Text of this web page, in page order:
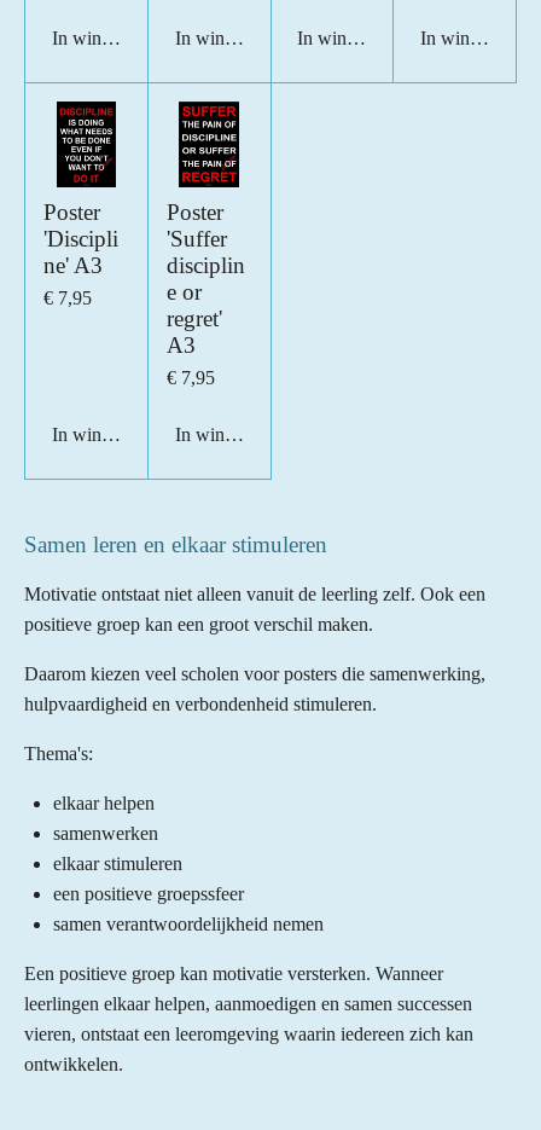
In winkelwagen In winkelwagenIn winkelwagenIn
Poster
'Discipli
ne' A3
€ 7,95
In winkelwagen
Poster
'Suffer
disciplin
e or
regret'
A3
€ 7,95
In winkelwagen
Samen leren en elkaar stimuleren
Motivatie ontstaat niet alleen vanuit de leerling zelf. Ook een
positieve groep kan een groot verschil maken.
Daarom kiezen veel scholen voor posters die samenwerking,
hulpvaardigheid en verbondenheid stimuleren.
Thema's:
elkaar helpen
samenwerken
elkaar stimuleren
een positieve groepssfeer
samen verantwoordelijkheid nemen
Een positieve groep kan motivatie versterken. Wanneer
leerlingen elkaar helpen, aanmoedigen en samen successen
vieren, ontstaat een leeromgeving waarin iedereen zich kan
ontwikkelen.